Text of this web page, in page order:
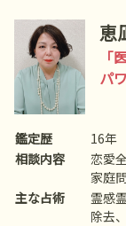
恵
「
パ
鑑定歴
16年
相談内容
恋愛
家庭
し、
主な占術
霊感
除去